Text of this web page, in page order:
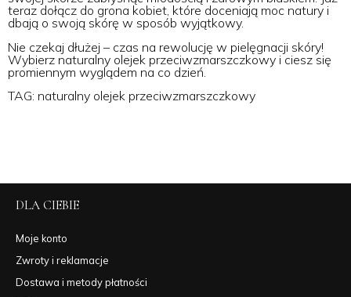
teraz dołącz do grona kobiet, które doceniają moc natury i
dbają o swoją skórę w sposób wyjątkowy.
Nie czekaj dłużej – czas na rewolucję w pielęgnacji skóry!
Wybierz naturalny olejek przeciwzmarszczkowy i ciesz się
promiennym wyglądem na co dzień.
TAG: naturalny olejek przeciwzmarszczkowy
DLA CIEBIE
Moje konto
Zwroty i reklamacje
Dostawa i metody płatności